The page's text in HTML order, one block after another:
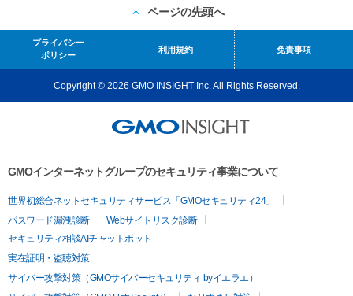
ページの先頭へ
プライバシー
ポリシー
利用規約 免責事項
Copyright © 2026 GMO INSIGHT Inc. All Rights Reserved.
GMOインターネットグループのセキュリティ事業について
世界初総合ネットセキュリティサービス「GMOセキュリティ24」
パスワード漏洩診断
Webサイトリスク診断
セキュリティ相談AIチャットボット
実在証明・盗聴対策
サイバー攻撃対策（GMOサイバーセキュリティ byイエラエ）